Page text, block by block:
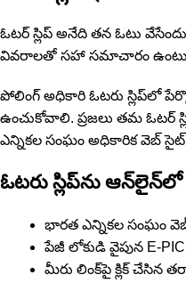
ఓటర్ స్లిప్ అనేది తన ఓటు
వివరాలతో సహా సమాచారం
పోలింగ్ అధికారి ఓటరు స్లిప్‌లో
ఉంచుకోవాలి. ప్ర‌జ‌లు త‌మ‌ ఓటర్
ఎన్నిక‌ల సంఘం అధికారిక వెబ్ సైట్
ఓటరు స్లిప్‌ను
భారత ఎన్నికల సంఘం
పేజీ లోకుడి వైపున E-
మీరు లింక్‌పై క్లిక్ చేసిన